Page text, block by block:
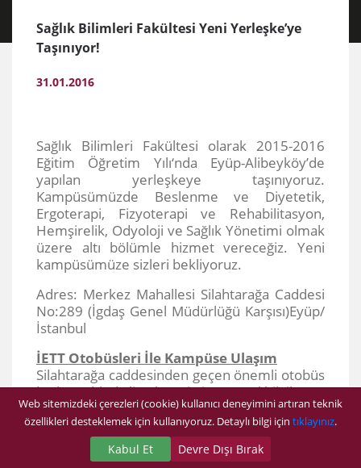
Sağlık Bilimleri Fakültesi Yeni Yerleşke’ye
Taşınıyor!
31.01.2016
Sağlık Bilimleri Fakültesi olarak 2015-2016
Eğitim Öğretim Yılı‘nda Eyüp-Alibeyköy’de
yapılan yerleşkeye taşınıyoruz.
Kampüsümüzde Beslenme ve Diyetetik,
Ergoterapi, Fizyoterapi ve Rehabilitasyon,
Hemşirelik, Odyoloji ve Sağlık Yönetimi olmak
üzere altı bölümle hizmet vereceğiz. Yeni
kampüsümüze sizleri bekliyoruz.
Adres: Merkez Mahallesi Silahtarağa Caddesi
No:289 (İgdaş Genel Müdürlüğü Karşısı)Eyüp/
İstanbul
İETT Otobüsleri İle Kampüse Ulaşım
Silahtarağa caddesinden geçen önemli otobüs
hatları tabloda listelenmiştir. Güncel bilgiler ve
farklı güzergâhlar
içinhttp://www.iett.gov.trinternet sitesinden
bilgi edinebilirsiniz
Web sitemizdeki çerezleri (cookie) kullanıcı deneyimini artıran teknik
özellikleri desteklemek için kullanıyoruz. Detaylı bilgi için tıklayınız.
Kabul Et Devre Dışı Bırak